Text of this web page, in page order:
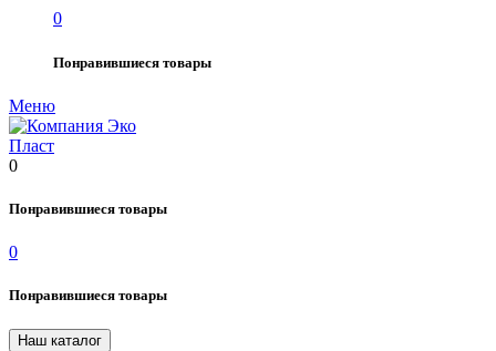
0
Понравившиеся товары
Меню
0
Понравившиеся товары
0
Понравившиеся товары
Наш каталог